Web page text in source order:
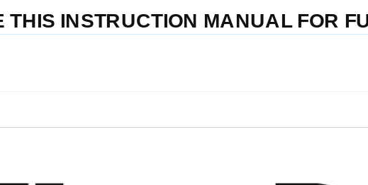
THIS INSTRUCTION MANUAL FOR